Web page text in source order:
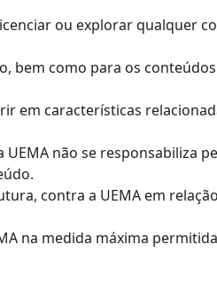
ou explorar qualquer
bem como para os
em características
não se responsabiliza
contra a UEMA em
na medida máxima